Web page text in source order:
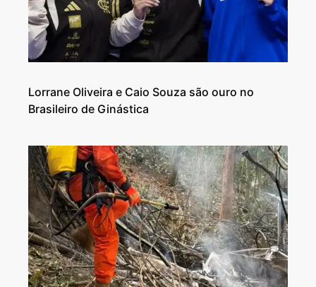
Lorrane Oliveira e Caio Souza são ouro no
Brasileiro de Ginástica